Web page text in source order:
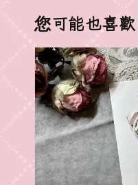
您可能也喜歡